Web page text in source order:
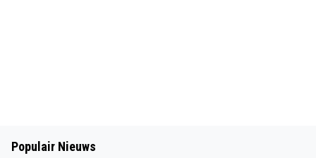
Populair Nieuws